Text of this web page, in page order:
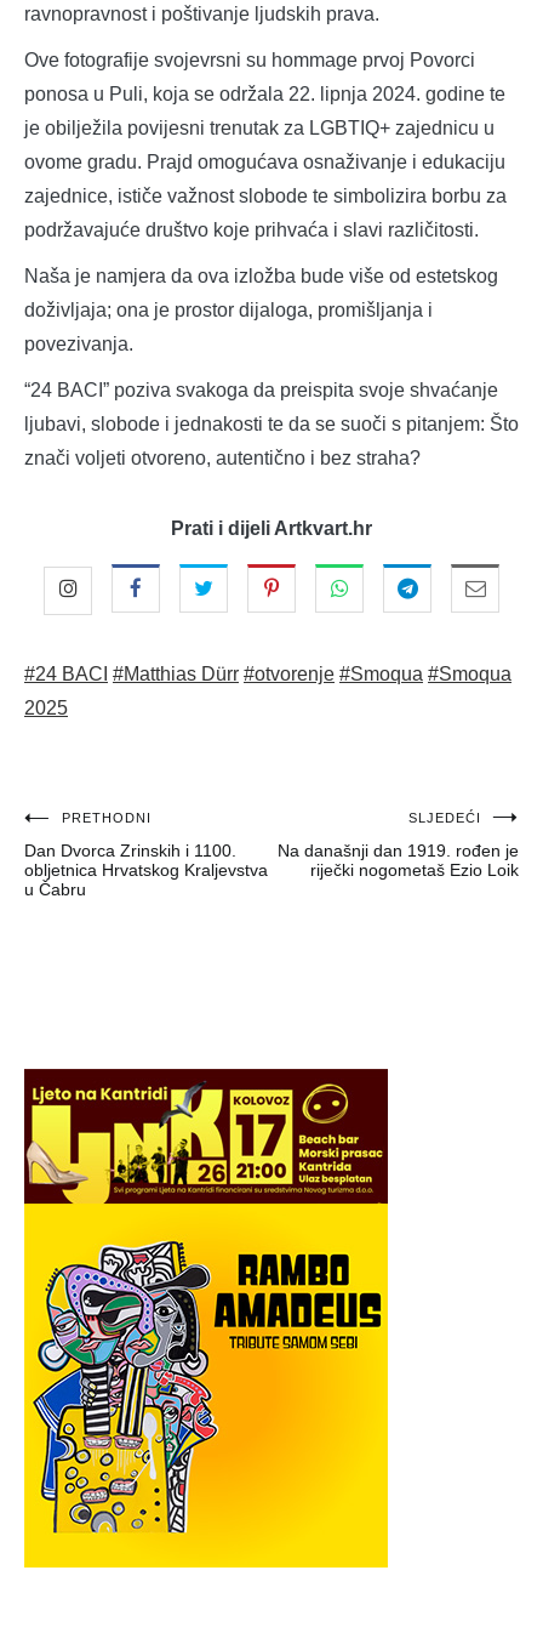
ravnopravnost i poštivanje ljudskih prava.
Ove fotografije svojevrsni su hommage prvoj Povorci
ponosa u Puli, koja se održala 22. lipnja 2024. godine te
je obilježila povijesni trenutak za LGBTIQ+ zajednicu u
ovome gradu. Prajd omogućava osnaživanje i edukaciju
zajednice, ističe važnost slobode te simbolizira borbu za
podržavajuće društvo koje prihvaća i slavi različitosti.
Naša je namjera da ova izložba bude više od estetskog
doživljaja; ona je prostor dijaloga, promišljanja i
povezivanja.
“24 BACI” poziva svakoga da preispita svoje shvaćanje
ljubavi, slobode i jednakosti te da se suoči s pitanjem: Što
znači voljeti otvoreno, autentično i bez straha?
Prati i dijeli Artkvart.hr
#24 BACI #Matthias Dürr #otvorenje #Smoqua #Smoqua
2025
Navigacija
objava
PRETHODNI
Dan Dvorca Zrinskih i 1100.
obljetnica Hrvatskog Kraljevstva
u Čabru
SLJEDEĆI
Na današnji dan 1919. rođen je
riječki nogometaš Ezio Loik